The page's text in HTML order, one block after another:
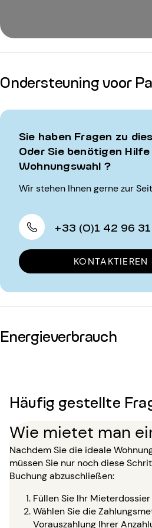
Ondersteuning voor
Sie haben Fragen zu
Oder Sie benötigen
Wohnungswahl ?
Wir stehen Ihnen gerne zur
+33 (0)1 42 96
KONTAKTIEREN
Energieverbrauch
Häufig gestellte
Wie mietet man
Nachdem Sie die ideale
müssen Sie nur noch diese
Buchung abzuschließen:
Füllen Sie Ihr
Wählen Sie die
Vorauszahlung Ihrer